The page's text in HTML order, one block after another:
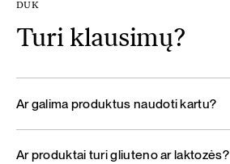
DUK
Turi klausimų?
Ar galima produktus naudoti kartu?
Ar produktai turi gliuteno ar laktozės?